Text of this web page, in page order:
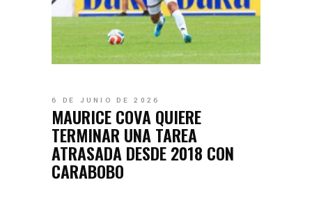
6 DE JUNIO DE 2026
MAURICE COVA QUIERE
TERMINAR UNA TAREA
ATRASADA DESDE 2018 CON
CARABOBO